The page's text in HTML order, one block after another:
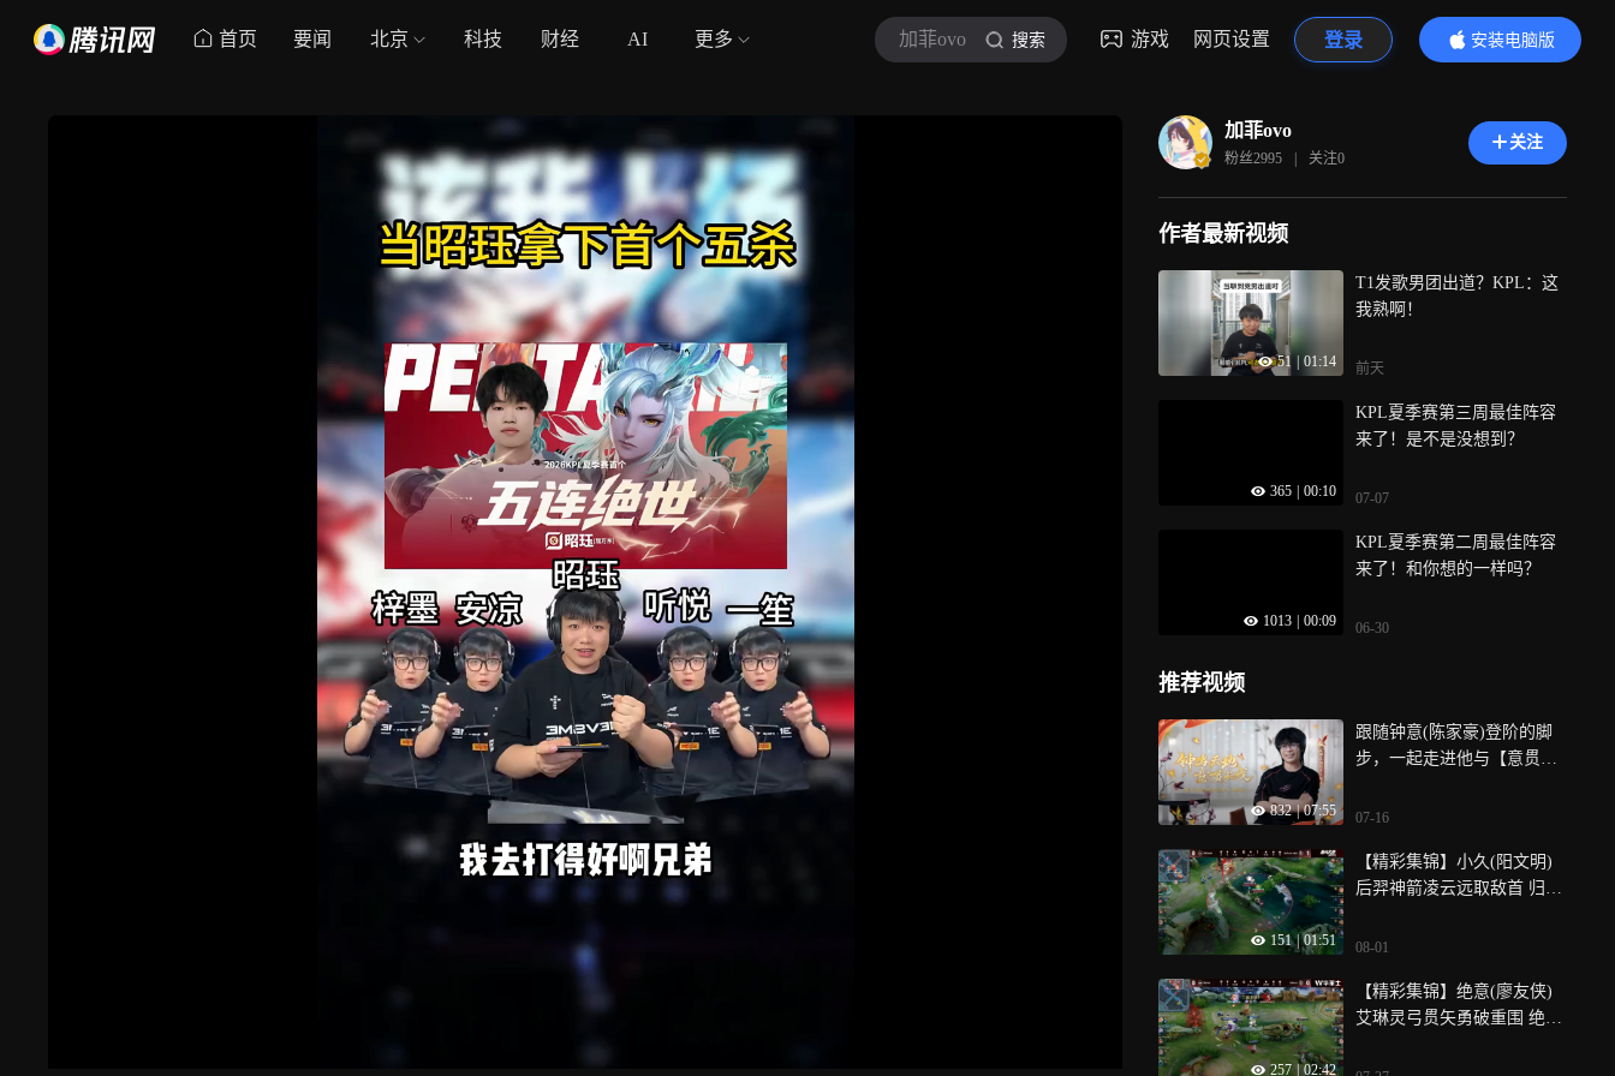
首页 要闻 北京 科技 财经 AI 更多 加菲ovo 搜索 游戏 网页设置 登录
安装电脑版
内容更精彩
加菲ovo
粉丝2995 | 关注0
关注
作者最新视频
51 01:14
T1发歌男团出道？KPL：这
我熟啊！
前天
365 00:10
KPL夏季赛第三周最佳阵容
来了！是不是没想到？
07-07
1013 00:09
KPL夏季赛第二周最佳阵容
来了！和你想的一样吗？
06-30
推荐视频
832 | 07:55
跟随钟意(陈家豪)登阶的脚
步，一起走进他与【意贯长
07-16
151 | 01:51
【精彩集锦】小久(阳文明)
后羿神箭凌云远取敌首 归期
愈刚
08-01
257 02:42
【精彩集锦】绝意(廖友侠)
艾琳灵弓贯矢勇破重围 绝意
沙场